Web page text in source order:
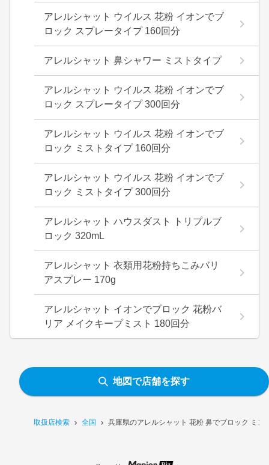
取扱店検索 全国 兵庫県のアレルシャット 花粉 鼻でブロック ミ
アレルシャット ウイルス 花粉 イオンでブ
ロック スプレータイプ 160回分
アレルシャット 鼻シャワー ミストタイプ
アレルシャット ウイルス 花粉 イオンでブ
ロック スプレータイプ 300回分
アレルシャット ウイルス 花粉 イオンでブ
ロック ミストタイプ 160回分
アレルシャット ウイルス 花粉 イオンでブ
ロック ミストタイプ 300回分
アレルシャット ハウスダスト トリプルブ
ロック 320mL
アレルシャット 衣類用花粉持ちこみバリ
アスプレー 170g
アレルシャット イオンでブロック 花粉バ
リア メイクキープミスト 180回分
地図で店舗を探す